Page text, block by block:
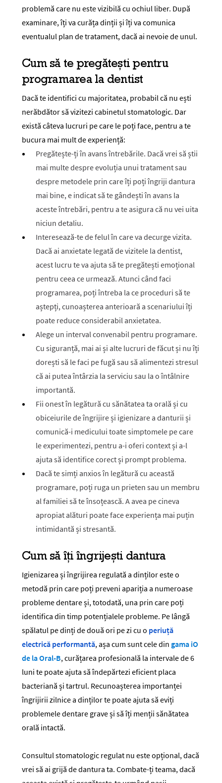
problemă care nu este vizibilă cu ochiul liber. După
examinare, îți va curăța dinții și îți va comunica
eventualul plan de tratament, dacă ai nevoie de unul.
Cum să te pregătești pentru
programarea la dentist
Dacă te identifici cu majoritatea, probabil că nu ești
nerăbdător să vizitezi cabinetul stomatologic. Dar
există câteva lucruri pe care le poți face, pentru a te
bucura mai mult de experiență:
Pregătește-ți în avans întrebările. Dacă vrei să știi
mai multe despre evoluția unui tratament sau
despre metodele prin care îți poți îngriji dantura
mai bine, e indicat să te gândești în avans la
aceste întrebări, pentru a te asigura că nu vei uita
niciun detaliu.
Interesează-te de felul în care va decurge vizita.
Dacă ai anxietate legată de vizitele la dentist,
acest lucru te va ajuta să te pregătești emoțional
pentru ceea ce urmează. Atunci când faci
programarea, poți întreba la ce proceduri să te
aștepți, cunoașterea anterioară a scenariului îți
poate reduce considerabil anxietatea.
Alege un interval convenabil pentru programare.
Cu siguranță, mai ai și alte lucruri de făcut și nu îți
dorești să le faci pe fugă sau să alimentezi stresul
că ai putea întârzia la serviciu sau la o întâlnire
importantă.
Fii onest în legătură cu sănătatea ta orală și cu
obiceiurile de îngrijire și igienizare a danturii și
comunică-i medicului toate simptomele pe care
le experimentezi, pentru a-i oferi context și a-l
ajuta să identifice corect și prompt problema.
Dacă te simți anxios în legătură cu această
programare, poți ruga un prieten sau un membru
al familiei să te însoțească. A avea pe cineva
apropiat alături poate face experiența mai puțin
intimidantă și stresantă.
Cum să îți îngrijești dantura
Igienizarea și îngrijirea regulată a dinților este o
metodă prin care poți preveni apariția a numeroase
probleme dentare și, totodată, una prin care poți
identifica din timp potențialele probleme. Pe lângă
spălatul pe dinți de două ori pe zi cu o periuță
electrică performantă, așa cum sunt cele din gama iO
de la Oral-B, curățarea profesională la intervale de 6
luni te poate ajuta să îndepărtezi eficient placa
bacteriană și tartrul. Recunoașterea importanței
îngrijirii zilnice a dinților te poate ajuta să eviți
problemele dentare grave și să îți menții sănătatea
orală intactă.
Consultul stomatologic regulat nu este opțional, dacă
vrei să ai grijă de dantura ta. Combate-ți teama, dacă